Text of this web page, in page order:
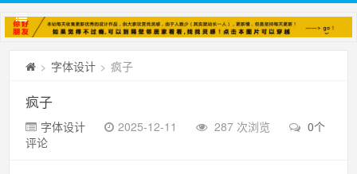
> 字体设计 > 疯子
疯子
字体设计 2025-12-11 287 次浏览
0个
评论